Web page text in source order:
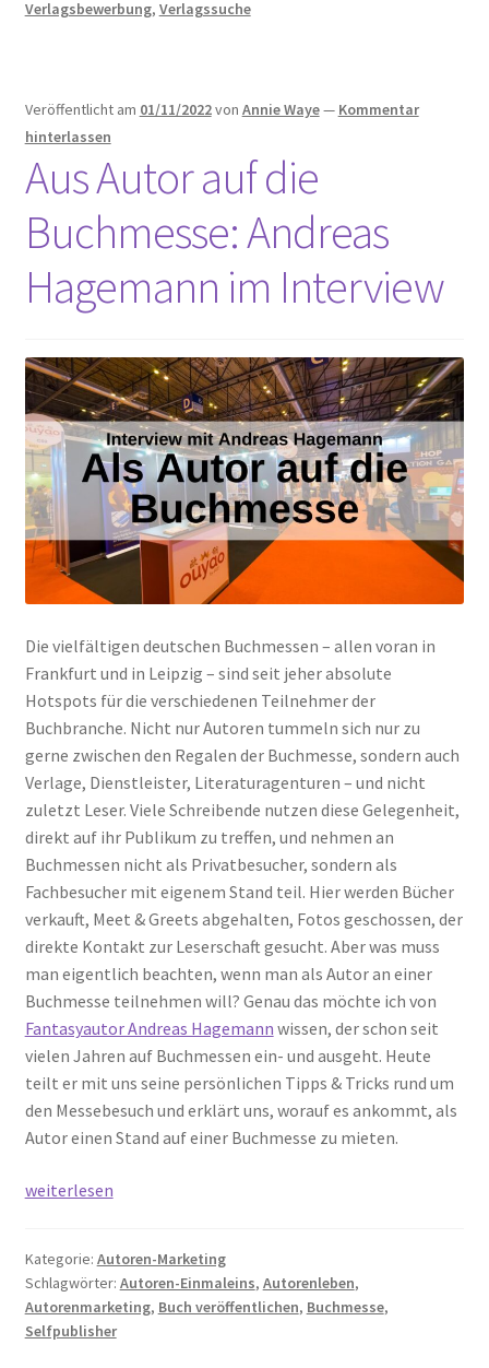
Verlagsbewerbung, Verlagssuche
Veröffentlicht am 01/11/2022von Annie Waye— Kommentar
hinterlassen
Aus Autor auf die
Buchmesse: Andreas
Hagemann im Interview
Die vielfältigen deutschen Buchmessen – allen voran in
Frankfurt und in Leipzig – sind seit jeher absolute
Hotspots für die verschiedenen Teilnehmer der
Buchbranche. Nicht nur Autoren tummeln sich nur zu
gerne zwischen den Regalen der Buchmesse, sondern auch
Verlage, Dienstleister, Literaturagenturen – und nicht
zuletzt Leser. Viele Schreibende nutzen diese Gelegenheit,
direkt auf ihr Publikum zu treffen, und nehmen an
Buchmessen nicht als Privatbesucher, sondern als
Fachbesucher mit eigenem Stand teil. Hier werden Bücher
verkauft, Meet & Greets abgehalten, Fotos geschossen, der
direkte Kontakt zur Leserschaft gesucht. Aber was muss
man eigentlich beachten, wenn man als Autor an einer
Buchmesse teilnehmen will? Genau das möchte ich von
Fantasyautor Andreas Hagemann wissen, der schon seit
vielen Jahren auf Buchmessen ein- und ausgeht. Heute
teilt er mit uns seine persönlichen Tipps & Tricks rund um
den Messebesuch und erklärt uns, worauf es ankommt, als
Autor einen Stand auf einer Buchmesse zu mieten.
Aus
die
Buchmesse:
Andreas
weiterlesen
Kategorie: Autoren-Marketing
Schlagwörter: Autoren-Einmaleins, Autorenleben,
Autorenmarketing, Buch veröffentlichen, Buchmesse,
Selfpublisher